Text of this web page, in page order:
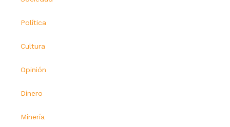
Política
Cultura
Opinión
Dinero
Minería